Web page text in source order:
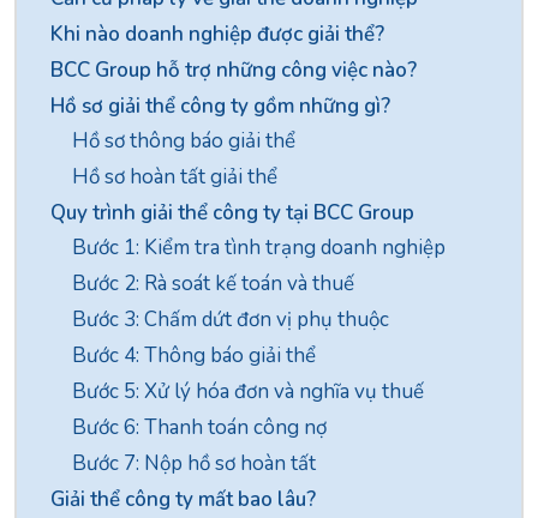
Khi nào doanh nghiệp được giải thể?
BCC Group hỗ trợ những công việc nào?
Hồ sơ giải thể công ty gồm những gì?
Hồ sơ thông báo giải thể
Hồ sơ hoàn tất giải thể
Quy trình giải thể công ty tại BCC Group
Bước 1: Kiểm tra tình trạng doanh nghiệp
Bước 2: Rà soát kế toán và thuế
Bước 3: Chấm dứt đơn vị phụ thuộc
Bước 4: Thông báo giải thể
Bước 5: Xử lý hóa đơn và nghĩa vụ thuế
Bước 6: Thanh toán công nợ
Bước 7: Nộp hồ sơ hoàn tất
Giải thể công ty mất bao lâu?